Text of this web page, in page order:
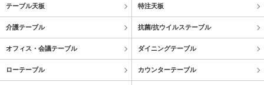
テーブル天板 特注天板
介護テーブル 抗菌/抗ウイルステーブル
オフィス・会議テーブル ダイニングテーブル
ローテーブル カウンターテーブル